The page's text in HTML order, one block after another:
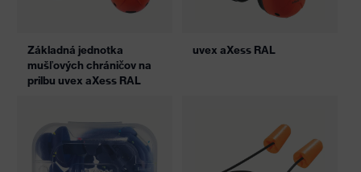
Základná jednotka
mušľových chráničov na
prilbu uvex aXess RAL
uvex aXess RAL